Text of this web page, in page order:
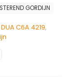
DUA C6A 4219,
GORDIJN